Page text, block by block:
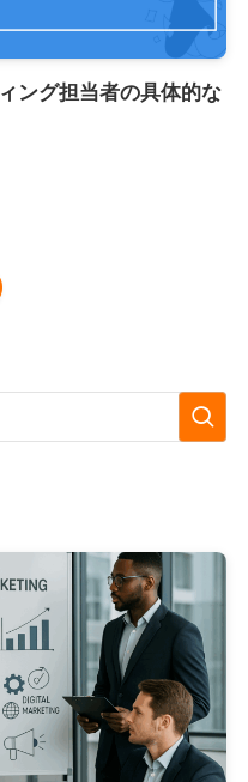
ング担当者の具体的な